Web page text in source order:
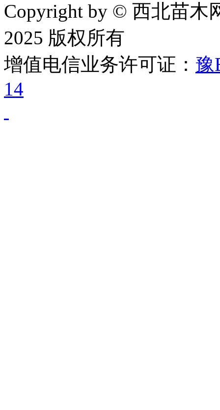
Copyright by © 西北苗木
2025 版权所有
增值电信业务许可证： 豫
14